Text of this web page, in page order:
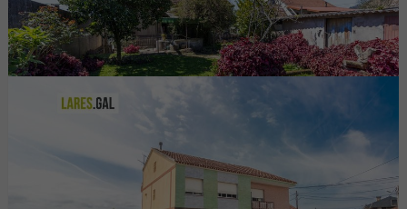
Casa
Cangas
200.000 €